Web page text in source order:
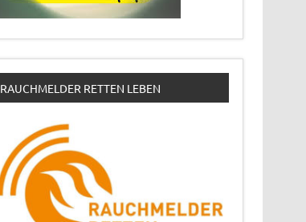
RAUCHMELDER RETTEN LEBEN